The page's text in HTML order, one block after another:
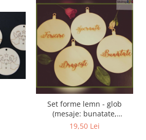
Set forme lemn - glob
(mesaje: bunatate,
speranta, dragoste, fericire)
19,50 Lei